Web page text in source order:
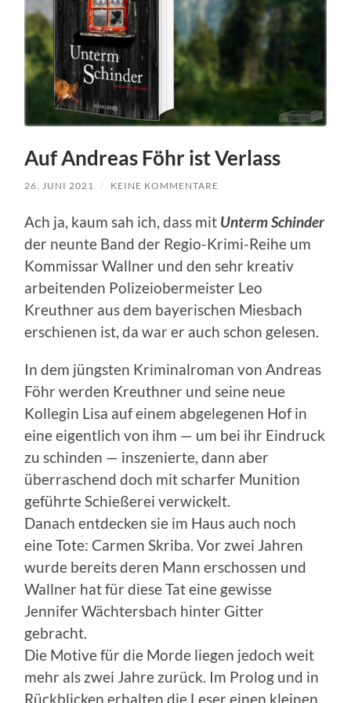
Auf Andreas Föhr ist Verlass
26. JUNI 2021 / KEINE KOMMENTARE
Ach ja, kaum sah ich, dass mit Unterm Schinder
der neunte Band der Regio-Krimi-Reihe um
Kommissar Wallner und den sehr kreativ
arbeitenden Polizeiobermeister Leo
Kreuthner aus dem bayerischen Miesbach
erschienen ist, da war er auch schon gelesen.
In dem jüngsten Kriminalroman von Andreas
Föhr werden Kreuthner und seine neue
Kollegin Lisa auf einem abgelegenen Hof in
eine eigentlich von ihm — um bei ihr Eindruck
zu schinden — inszenierte, dann aber
überraschend doch mit scharfer Munition
geführte Schießerei verwickelt.
Danach entdecken sie im Haus auch noch
eine Tote: Carmen Skriba. Vor zwei Jahren
wurde bereits deren Mann erschossen und
Wallner hat für diese Tat eine gewisse
Jennifer Wächtersbach hinter Gitter
gebracht.
Die Motive für die Morde liegen jedoch weit
mehr als zwei Jahre zurück. Im Prolog und in
Rückblicken erhalten die Leser einen kleinen